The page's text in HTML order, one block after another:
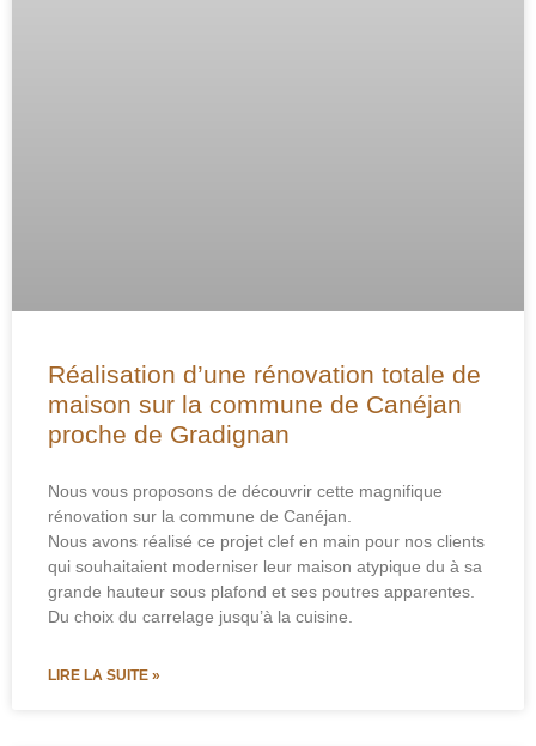
Réalisation d’une rénovation totale de
maison sur la commune de Canéjan
proche de Gradignan
Nous vous proposons de découvrir cette magnifique
rénovation sur la commune de Canéjan.
Nous avons réalisé ce projet clef en main pour nos clients
qui souhaitaient moderniser leur maison atypique du à sa
grande hauteur sous plafond et ses poutres apparentes.
Du choix du carrelage jusqu’à la cuisine.
LIRE LA SUITE »